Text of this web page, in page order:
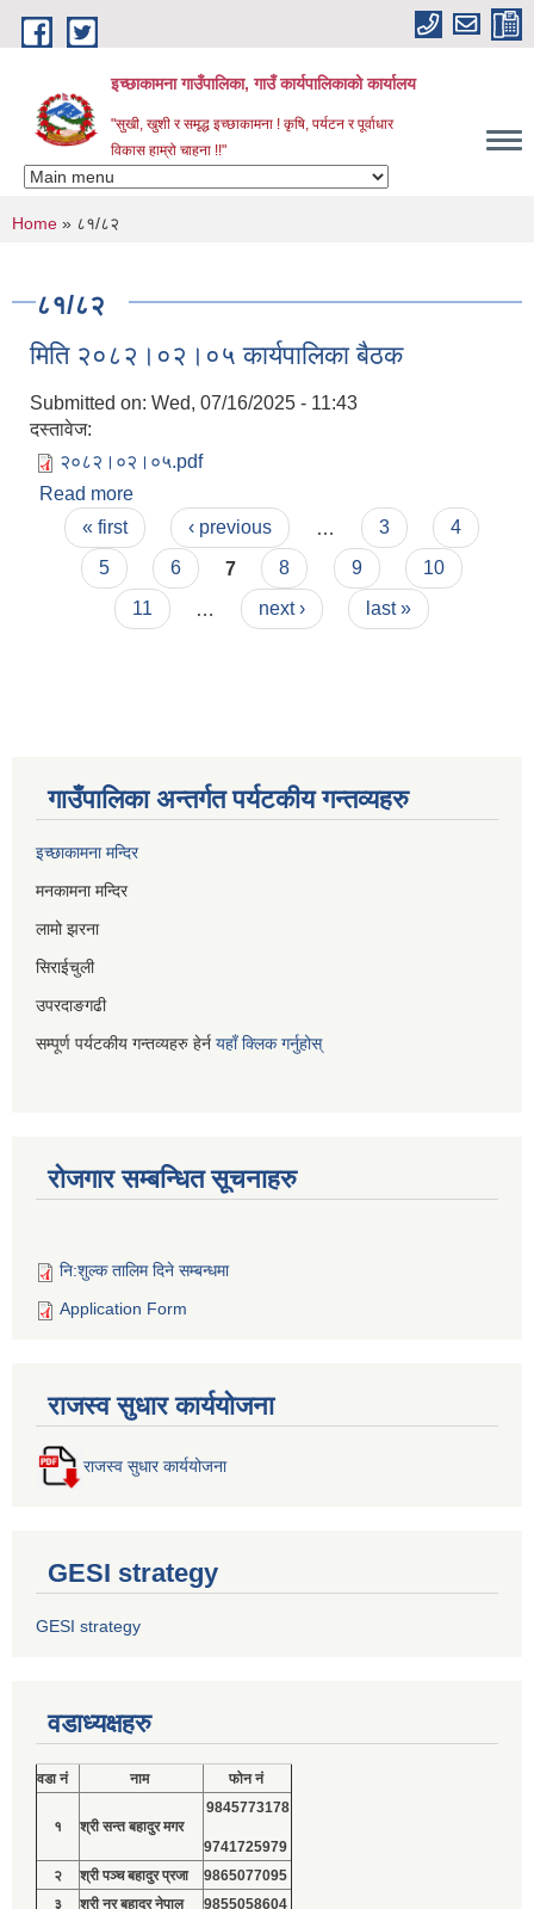
Skip to main content
इच्छाकामना गाउँपालिका, गाउँ कार्यपालिकाको कार्यालय
"सुखी, खुशी र समृद्ध इच्छाकामना ! कृषि, पर्यटन र पूर्वाधार
विकास हाम्रो चाहना !!"
You are here
Home » ८१/८२
८१/८२
मिति २०८२।०२।०५ कार्यपालिका बैठक
Submitted on: Wed, 07/16/2025 - 11:43
दस्तावेज:
२०८२।०२।०५.pdf
Read more
Pages
« first ‹ previous 3
4
5
6 7 8 9
10
11
next › last »
गाउँपालिका अन्तर्गत पर्यटकीय गन्तव्यहरु
इच्छाकामना मन्दिर
मनकामना मन्दिर
लामो झरना
सिराईचुली
उपरदाङगढी
सम्पूर्ण पर्यटकीय गन्तव्यहरु हेर्न यहाँ क्लिक गर्नुहोस्
रोजगार सम्बन्धित सूचनाहरु
नि:शुल्क तालिम दिने सम्बन्धमा
Application Form
राजस्व सुधार कार्ययोजना
राजस्व सुधार कार्ययोजना
GESI strategy
GESI strategy
वडाध्यक्षहरु
वडा नं नाम फोन नं
१ श्री सन्त बहादुर मगर
9845773178
9741725979
२
श्री पञ्च बहादुर प्रजा
9865077095
३
श्री नर बहादुर नेपाल
9855058604